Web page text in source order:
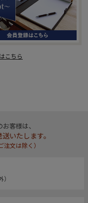
こちら
客様は、
いたします。
注文は除く）